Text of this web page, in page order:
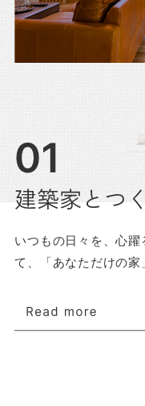
いつもの日々を、心
て、「あなただけの家